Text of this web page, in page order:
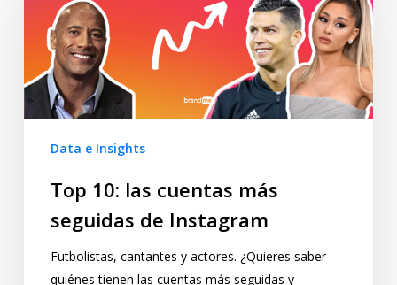
Data e Insights
Top 10: las cuentas más
seguidas de Instagram
Futbolistas, cantantes y actores. ¿Quieres saber
quiénes tienen las cuentas más seguidas y